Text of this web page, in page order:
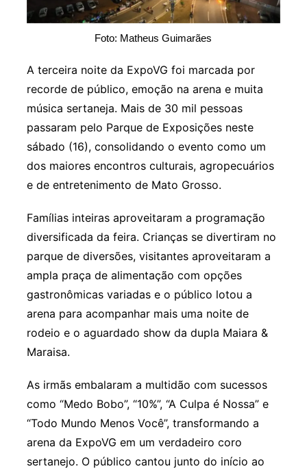
Foto: Matheus Guimarães
A terceira noite da ExpoVG foi marcada por
recorde de público, emoção na arena e muita
música sertaneja. Mais de 30 mil pessoas
passaram pelo Parque de Exposições neste
sábado (16), consolidando o evento como um
dos maiores encontros culturais, agropecuários
e de entretenimento de Mato Grosso.
Famílias inteiras aproveitaram a programação
diversificada da feira. Crianças se divertiram no
parque de diversões, visitantes aproveitaram a
ampla praça de alimentação com opções
gastronômicas variadas e o público lotou a
arena para acompanhar mais uma noite de
rodeio e o aguardado show da dupla Maiara &
Maraisa.
As irmãs embalaram a multidão com sucessos
como “Medo Bobo”, “10%”, “A Culpa é Nossa” e
“Todo Mundo Menos Você”, transformando a
arena da ExpoVG em um verdadeiro coro
sertanejo. O público cantou junto do início ao